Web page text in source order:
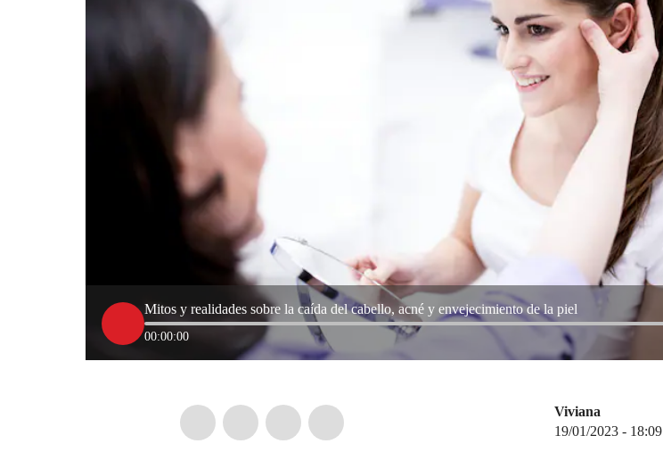
Mitos y realidades sobre la caída del cabello, acné y envejecimiento de la piel
00:00:00
Viviana
19/01/2023 - 18:09